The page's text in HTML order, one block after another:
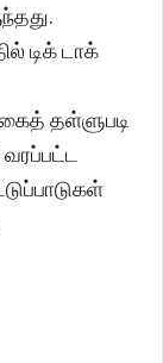
டிக் டாக்
தள்ளுபடி